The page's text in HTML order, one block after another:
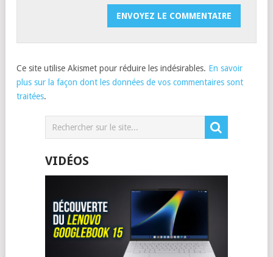
Ce site utilise Akismet pour réduire les indésirables. En savoir
plus sur la façon dont les données de vos commentaires sont
traitées.
VIDÉOS